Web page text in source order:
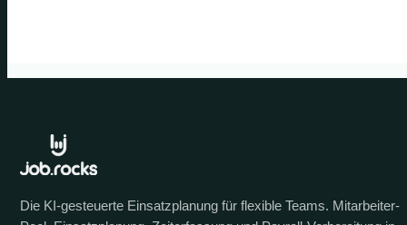
Die KI-gesteuerte Einsatzplanung für flexible Teams. Mitarbeiter-